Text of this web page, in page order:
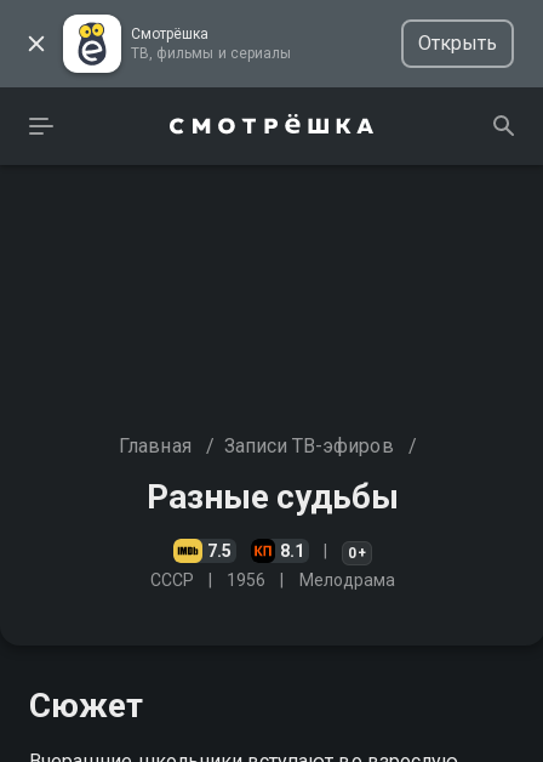
Смотрёшка
ТВ, фильмы и сериалы
Открыть
Главная / Записи ТВ-эфиров /
Разные судьбы
7.5 8.1 0+
СССР 1956 Мелодрама
Сюжет